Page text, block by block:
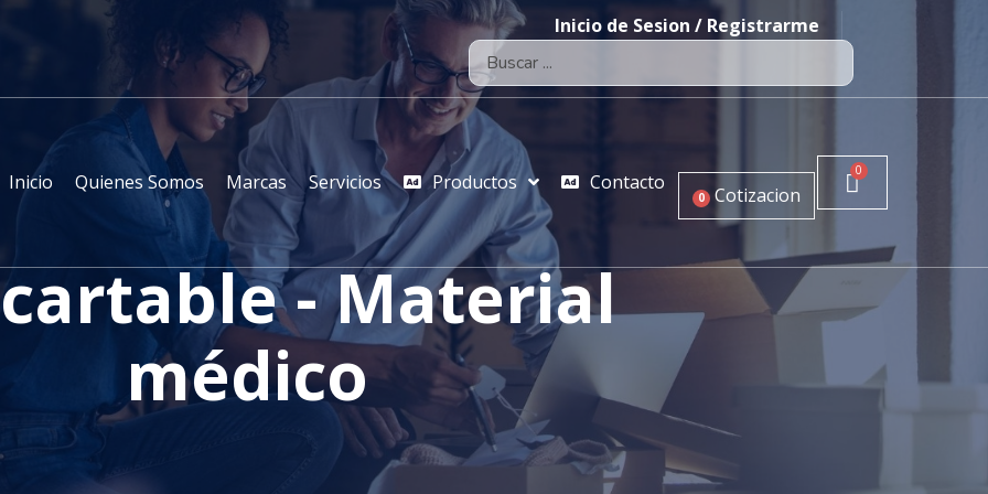
Inicio de Sesion / Registrarme
Inicio Quienes Somos Marcas Servicios Productos Contacto
0 Cotizacion
- Material
médico